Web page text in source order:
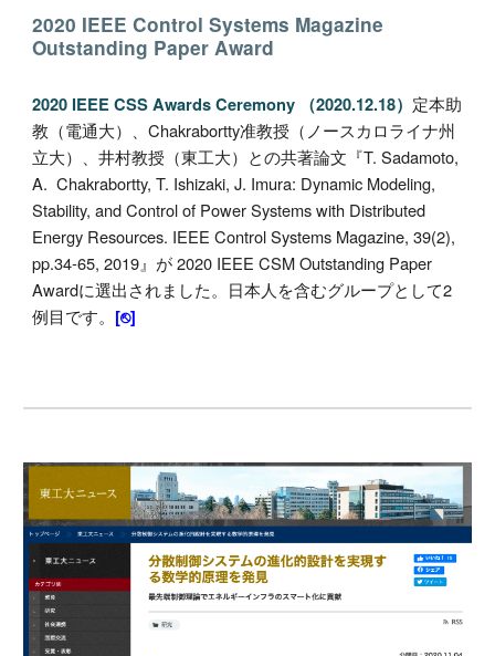
2020 IEEE Control Systems Magazine
Outstanding Paper Award
2020 IEEE CSS Awards Ceremony （2020.12.18） 定本助
教（電通大）、Chakrabortty准教授（ノースカロライナ州
立大）、井村教授（東工大）との共著論文 『T. Sadamoto,
A. Chakrabortty, T. Ishizaki, J. Imura: Dynamic Modeling,
Stability, and Control of Power Systems with Distributed
Energy Resources. IEEE Control Systems Magazine, 39(2),
pp.34-65, 2019』が 2020 IEEE CSM Outstanding Paper
Awardに選出されました。日本人を含むグループとして2
例目です。 [⎋]